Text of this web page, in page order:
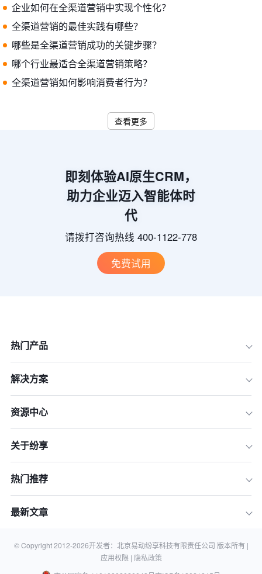
企业如何在全渠道营销中实现个性化？
全渠道营销的最佳实践有哪些？
哪些是全渠道营销成功的关键步骤？
哪个行业最适合全渠道营销策略？
全渠道营销如何影响消费者行为？
查看更多
即刻体验AI原生CRM，
助力企业迈入智能体时
代
请拨打咨询热线 400-1122-778
免费试用
热门产品
解决方案
资源中心
关于纷享
热门推荐
最新文章
© Copyright 2012-2026开发者：北京易动纷享科技有限责任公司 版本所有 |
应用权限 | 隐私政策